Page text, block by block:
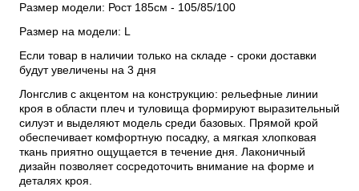
Размер модели: Рост 185см - 105/85/100
Размер на модели: L
Если товар в наличии только на складе - сроки доставки
будут увеличены на 3 дня
Лонгслив с акцентом на конструкцию: рельефные линии
кроя в области плеч и туловища формируют выразительный
силуэт и выделяют модель среди базовых. Прямой крой
обеспечивает комфортную посадку, а мягкая хлопковая
ткань приятно ощущается в течение дня. Лаконичный
дизайн позволяет сосредоточить внимание на форме и
деталях кроя.